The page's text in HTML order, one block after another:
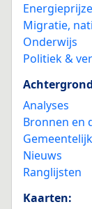
Migratie,
Onderwijs
Politiek &
Analyses
Bronnen en
Nieuws
Ranglijsten
Kaarten: